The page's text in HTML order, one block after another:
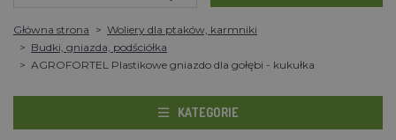
Główna strona
Woliery dla ptaków, karmniki
Budki, gniazda, podściółka
AGROFORTEL Plastikowe gniazdo dla gołębi - kukułka
KATEGORIE